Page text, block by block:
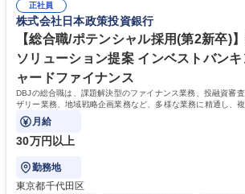
道路施設や道路工事現場の見学ツアー事業 ※入社後
へ配属。※業務内容変更の範囲：会社の定める業務 募集職種 【都庁グル
ープ】総合職（事務）◇残業月平均9時間未満／有
部門など多岐に渡る業務を経験できます。 ■様々な
事業の他、新宿駅西口広場内に設置された照明を兼
イン」の管理運営を行うなど、事業収益を生み出す
います。 学歴・資格 学歴：大学院 大学 高専 短大 専修学校 高校 語学力：
資格：
正社員
株式会社日本政策投資銀行
【総合職/ポテンシャル採用(第2新卒)
ソリューション提案 インベストバン
ャードファイナンス
DBJの総合職は、課題解決型のファイナンス業務、投融資審
ザリー業務、地域戦略企画業務など、多様な業務に精通し、
広く社会に貢献していく職種です。
月給
30万円以上
勤務地
東京都千代田区